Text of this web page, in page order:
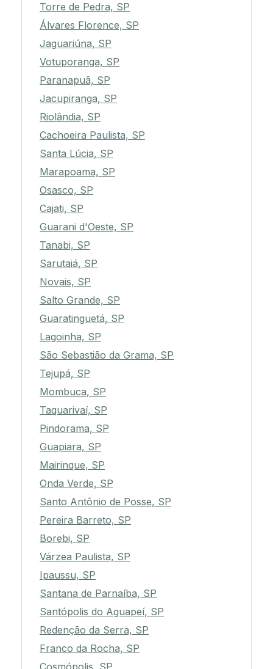
Torre de Pedra, SP
Álvares Florence, SP
Jaguariúna, SP
Votuporanga, SP
Paranapuã, SP
Jacupiranga, SP
Riolândia, SP
Cachoeira Paulista, SP
Santa Lúcia, SP
Marapoama, SP
Osasco, SP
Cajati, SP
Guarani d'Oeste, SP
Tanabi, SP
Sarutaiá, SP
Novais, SP
Salto Grande, SP
Guaratinguetá, SP
Lagoinha, SP
São Sebastião da Grama, SP
Tejupá, SP
Mombuca, SP
Taquarivaí, SP
Pindorama, SP
Guapiara, SP
Mairinque, SP
Onda Verde, SP
Santo Antônio de Posse, SP
Pereira Barreto, SP
Borebi, SP
Várzea Paulista, SP
Ipaussu, SP
Santana de Parnaíba, SP
Santópolis do Aguapeí, SP
Redenção da Serra, SP
Franco da Rocha, SP